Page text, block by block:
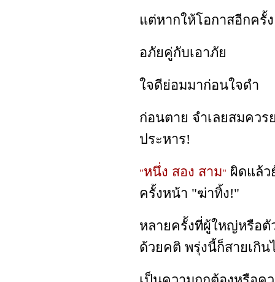
แต่หากให้โอกาสอีกครั้
อภัยคู่กับเอาภัย
ใจดีย่อมมาก่อนใจดำ
ก่อนตาย จำเลยสมคว
ประหาร!
"หนึ่ง สอง สาม" ผิดแล้ว
ครั้งหน้า "ฆ่าทิ้ง!"
หลายครั้งที่ผู้ใหญ่หรือตั
ด้วยคติ พรุ่งนี้ก็สายเกิน